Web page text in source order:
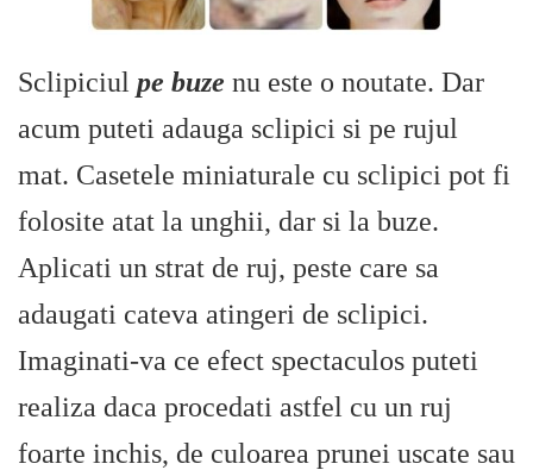
Sclipiciul pe buze nu este o noutate. Dar
acum puteti adauga sclipici si pe rujul
mat. Casetele miniaturale cu sclipici pot fi
folosite atat la unghii, dar si la buze.
Aplicati un strat de ruj, peste care sa
adaugati cateva atingeri de sclipici.
Imaginati-va ce efect spectaculos puteti
realiza daca procedati astfel cu un ruj
foarte inchis, de culoarea prunei uscate sau